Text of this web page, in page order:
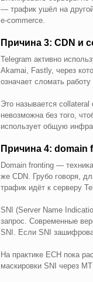
— трафик ушёл на
e-commerce.
Причина 3: CDN и
Telegram активно
Akamai, Fastly, через
означает сломать
Это называется collateral
невозможна без того,
использует общую
Причина 4: domain
Domain fronting —
же CDN. Грубо говоря,
трафик идёт к серверу
SNI (Server Name
запрос. Современные
SNI. Если SNI
На практике ECH пока
маскировки SNI через